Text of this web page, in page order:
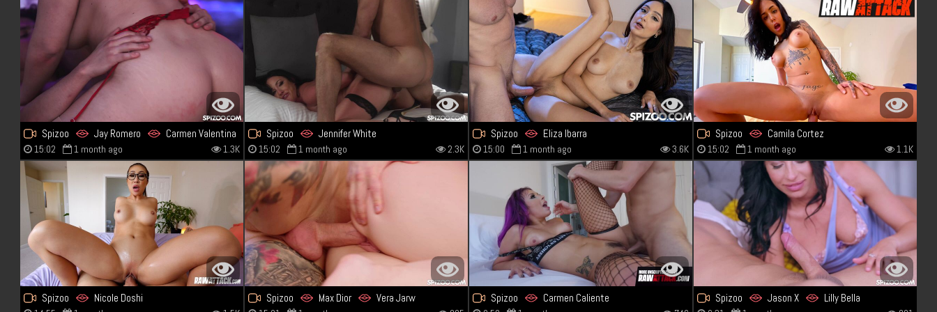
Spizoo Jay Romero Carmen Valentina
15:02 1 month ago 1.3K
Spizoo Jennifer White
15:02 1 month ago 2.3K
Spizoo Eliza Ibarra
15:00 1 month ago 3.6K
Spizoo Camila Cortez
15:02 1 month ago 1.1K
Spizoo Nicole Doshi Spizoo Max Dior Vera Jarw Spizoo Carmen Caliente Spizoo Jason X Lilly Bella